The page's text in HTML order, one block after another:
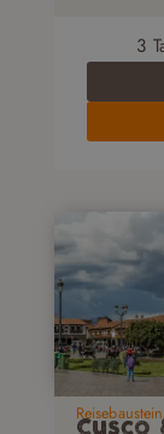
3
Reisebaustein
Cusco